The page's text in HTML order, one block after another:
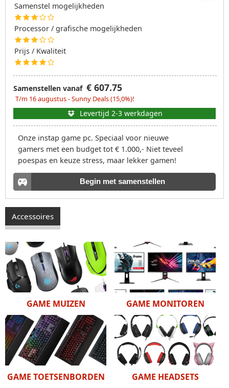
Samenstel mogelijkheden
Processor / grafische mogelijkheden
Prijs / Kwaliteit
Samenstellen vanaf € 607.75
T/m 16 augustus - Sunny Deals (15,0%)!
Levertijd 2-3 werkdagen
Onze instap game pc. Speciaal voor nieuwe
gamers met een budget tot € 1.000,- Niet teveel
poespas en keuze stress, maar lekker gamen!
Begin met samenstellen
Accessoires
GAME MUIZEN GAME MONITOREN
GAME TOETSENBORDEN GAME HEADSETS